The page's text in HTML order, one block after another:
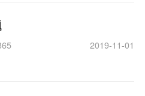
2019-11-01